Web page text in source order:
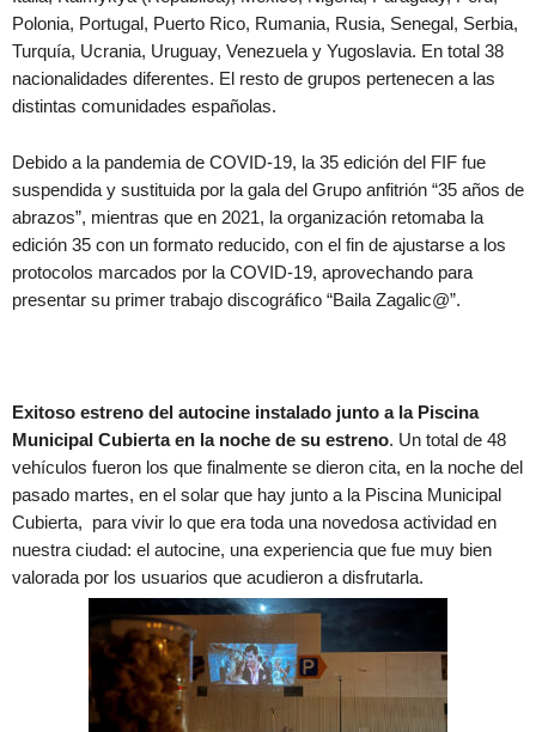
Polonia, Portugal, Puerto Rico, Rumania, Rusia, Senegal, Serbia,
Turquía, Ucrania, Uruguay, Venezuela y Yugoslavia. En total 38
nacionalidades diferentes. El resto de grupos pertenecen a las
distintas comunidades españolas.
Debido a la pandemia de COVID-19, la 35 edición del FIF fue
suspendida y sustituida por la gala del Grupo anfitrión “35 años de
abrazos”, mientras que en 2021, la organización retomaba la
edición 35 con un formato reducido, con el fin de ajustarse a los
protocolos marcados por la COVID-19, aprovechando para
presentar su primer trabajo discográfico “Baila Zagalic@”.
Exitoso estreno del autocine instalado junto a la Piscina
Municipal Cubierta en la noche de su estreno. Un total de 48
vehículos fueron los que finalmente se dieron cita, en la noche del
pasado martes, en el solar que hay junto a la Piscina Municipal
Cubierta, para vivir lo que era toda una novedosa actividad en
nuestra ciudad: el autocine, una experiencia que fue muy bien
valorada por los usuarios que acudieron a disfrutarla.